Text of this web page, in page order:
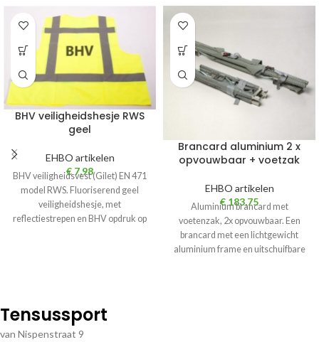
BHV veiligheidshesje RWS
geel
EHBO artikelen
€ 7,98
BHV veiligheidsvest (Gilet) EN 471
model RWS. Fluoriserend geel
veiligheidshesje, met
reflectiestrepen en BHV opdruk op
Brancard aluminium 2 x
opvouwbaar + voetzak
EHBO artikelen
€ 183,75
Aluminium brancard met
voetenzak, 2x opvouwbaar. Een
brancard met een lichtgewicht
aluminium frame en uitschuifbare
Tensussport
van Nispenstraat 9